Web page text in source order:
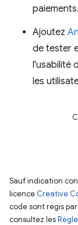
paiements.
Ajoutez
de tester
l'usabilité
les
Sauf indication
licence Creative
code sont régis
consultez les